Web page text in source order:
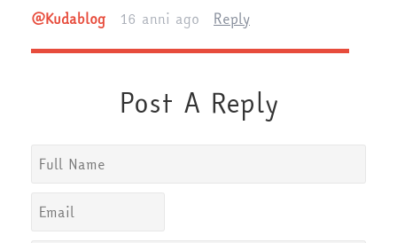
@kudablog
16 anni ago Reply
Post A Reply